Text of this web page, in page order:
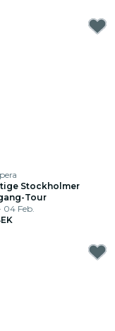
Stockholmer
Tour
04 Feb.